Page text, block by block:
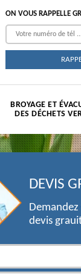
ON VOUS RAPPELLE
BROYAGE ET
DES DÉCHETS
DEVIS
devis